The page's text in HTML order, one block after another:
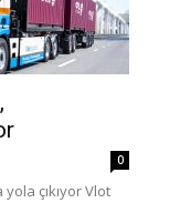
0
çıkıyor Vlot